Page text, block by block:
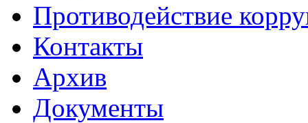
Противодействие
Контакты
Архив
Документы